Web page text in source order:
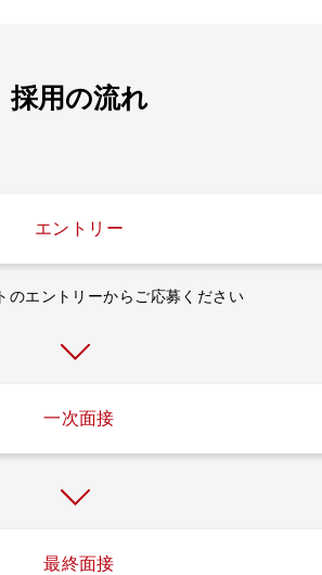
採用の流れ
エントリー
のエントリーからご応募ください
一次面接
最終面接